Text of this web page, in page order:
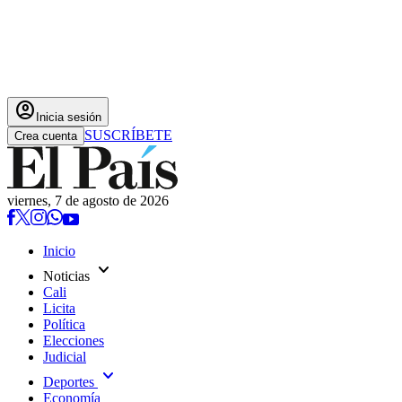
account_circle Inicia sesión
Crea cuenta SUSCRÍBETE
viernes, 7 de agosto de 2026
Inicio
Noticias expand_more
Cali
Licita
Política
Elecciones
Judicial
Deportes expand_more
Economía